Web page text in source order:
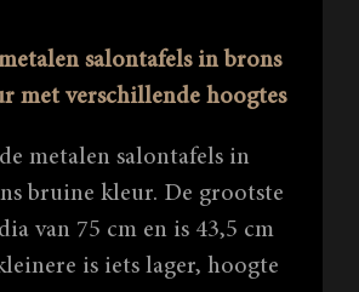
salontafels in brons
met verschillende hoogtes
metalen salontafels in
bruine kleur. De grootste
van 75 cm en is 43,5 cm
is iets lager, hoogte